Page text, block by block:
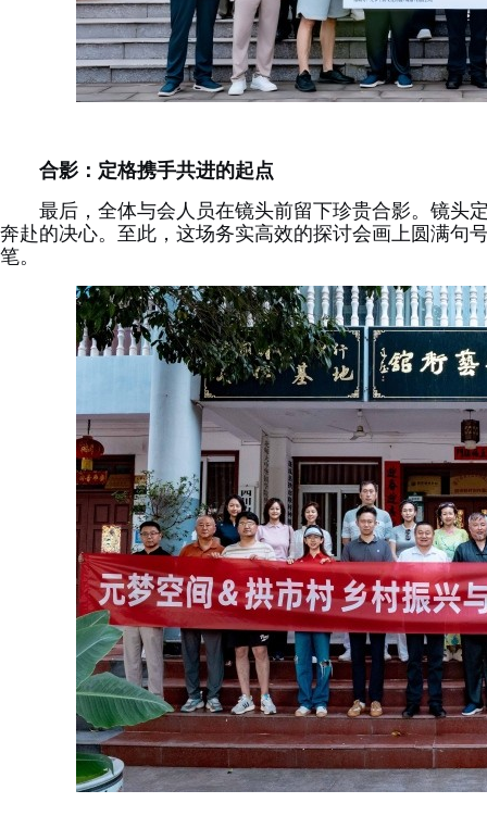
合影：定格携手共进的起点
最后，全体与会人员在镜头前留下珍贵合影。镜头
奔赴的决心。至此，这场务实高效的探讨会画上圆满句
笔。